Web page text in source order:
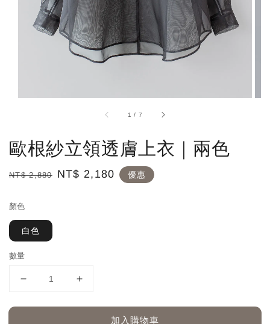
1 / 7
歐根紗立領透膚上衣｜兩色
Regular
NT$ 2,880
Sale
NT$ 2,180 優惠
顏色
白色
數量
加入購物車